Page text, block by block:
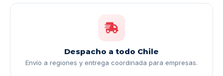
Despacho a todo Chile
Envío a regiones y entrega coordinada para empresas.